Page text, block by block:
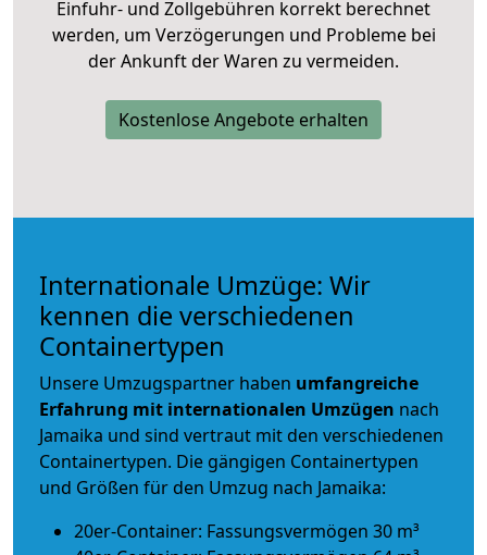
Einfuhr- und Zollgebühren korrekt berechnet
werden, um Verzögerungen und Probleme bei
der Ankunft der Waren zu vermeiden.
Kostenlose Angebote erhalten
Internationale Umzüge: Wir
kennen die verschiedenen
Containertypen
Unsere Umzugspartner haben umfangreiche
Erfahrung mit internationalen Umzügen nach
Jamaika und sind vertraut mit den verschiedenen
Containertypen. Die gängigen Containertypen
und Größen für den Umzug nach Jamaika:
20er-Container: Fassungsvermögen 30 m³